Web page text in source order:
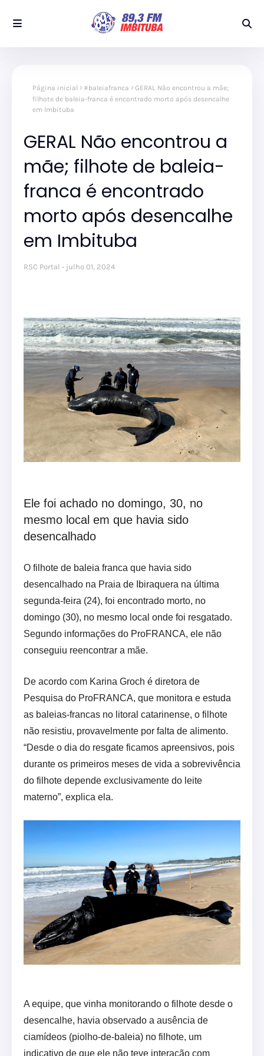
Página inicial #baleiafranca
GERAL Não encontrou a mãe;
filhote de baleia-franca é encontrado morto após desencalhe
em Imbituba
GERAL Não encontrou a
mãe; filhote de baleia-
franca é encontrado
morto após desencalhe
em Imbituba
RSC Portal julho 01, 2024
Ele foi achado no domingo, 30, no
mesmo local em que havia sido
desencalhado
O filhote de baleia franca que havia sido
desencalhado na Praia de Ibiraquera na última
segunda-feira (24), foi encontrado morto, no
domingo (30), no mesmo local onde foi resgatado.
Segundo informações do ProFRANCA, ele não
conseguiu reencontrar a mãe.
De acordo com Karina Groch é diretora de
Pesquisa do ProFRANCA, que monitora e estuda
as baleias-francas no litoral catarinense, o filhote
não resistiu, provavelmente por falta de alimento.
“Desde o dia do resgate ficamos apreensivos, pois
durante os primeiros meses de vida a sobrevivência
do filhote depende exclusivamente do leite
materno”, explica ela.
A equipe, que vinha monitorando o filhote desde o
desencalhe, havia observado a ausência de
ciamídeos (piolho-de-baleia) no filhote, um
indicativo de que ele não teve interação com